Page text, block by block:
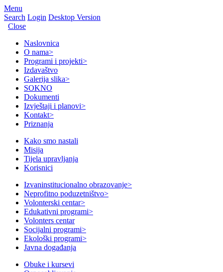
Menu
Search Login Desktop Version
Close
Naslovnica
O nama>
Programi i projekti>
Izdavaštvo
Galerija slika>
SOKNO
Dokumenti
Izvještaji i planovi>
Kontakt>
Priznanja
Kako smo nastali
Misija
Tijela upravljanja
Korisnici
Izvaninstitucionalno obrazovanje>
Neprofitno poduzetništvo>
Volonterski centar>
Edukativni programi>
Volonters centar
Socijalni programi>
Ekološki programi>
Javna događanja
Obuke i kursevi